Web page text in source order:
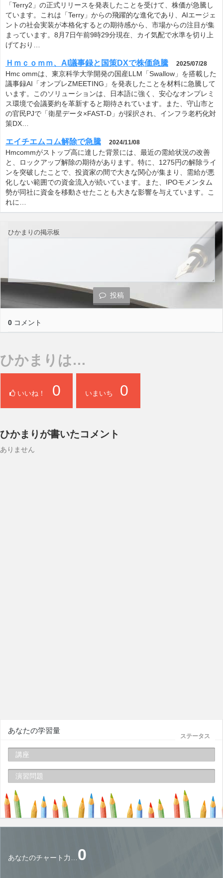
「Terry2」の正式リリースを発表したことを受けて、株価が急騰し
ています。これは「Terry」からの飛躍的な進化であり、AIエージェ
ントの社会実装が本格化するとの期待感から、市場からの注目が集
まっています。8月7日午前9時29分現在、カイ気配で水準を切り上
げており…
Ｈｍｃｏｍｍ、AI議事録と国策DXで株価急騰 2025/07/28
Hmc ommは、東京科学大学開発の国産LLM「Swallow」を搭載した
議事録AI「オンプレZMEETING」を発表したことを材料に急騰して
います。このソリューションは、日本語に強く、安心なオンプレミ
ス環境で会議要約を革新すると期待されています。また、守山市と
の官民PJで「衛星データ×FAST-D」が採択され、インフラ老朽化対
策DX…
エイチエムコム解除で急騰 2024/11/08
Hmcommがストップ高に達した背景には、最近の需給状況の改善
と、ロックアップ解除の期待があります。特に、1275円の解除ライ
ンを突破したことで、投資家の間で大きな関心が集まり、需給が悪
化しない範囲での資金流入が続いています。また、IPOモメンタム
勢が同社に資金を移動させたことも大きな影響を与えています。こ
れに…
ひかまりの掲示板
投稿
0 コメント
ひかまりは…
いいね！ 0 いまいち 0
ひかまりが書いたコメント
ありません
ステータス
あなたの学習量
講座
演習問題
あなたのチャート力… 0